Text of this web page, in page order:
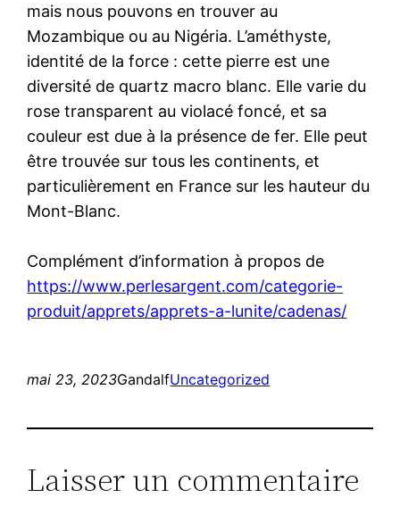
mais nous pouvons en trouver au
Mozambique ou au Nigéria. L’améthyste,
identité de la force : cette pierre est une
diversité de quartz macro blanc. Elle varie du
rose transparent au violacé foncé, et sa
couleur est due à la présence de fer. Elle peut
être trouvée sur tous les continents, et
particulièrement en France sur les hauteur du
Mont-Blanc.
Complément d’information à propos de
https://www.perlesargent.com/categorie-
produit/apprets/apprets-a-lunite/cadenas/
mai 23, 2023GandalfUncategorized
Laisser un commentaire